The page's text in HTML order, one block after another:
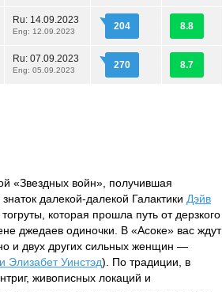
Ru: 14.09.2023
Eng: 12.09.2023 204 8.8
Ru: 07.09.2023
Eng: 05.09.2023 270 8.7
«Звездных войн», получившая
далекой-далекой Галактики Дэйв
которая прошла путь от дерзкого
джедаев одиночки. В «Асоке» вас ждут
и двух других сильных женщин —
Элизабет Уинстэд). По традиции, в
живописных локаций и